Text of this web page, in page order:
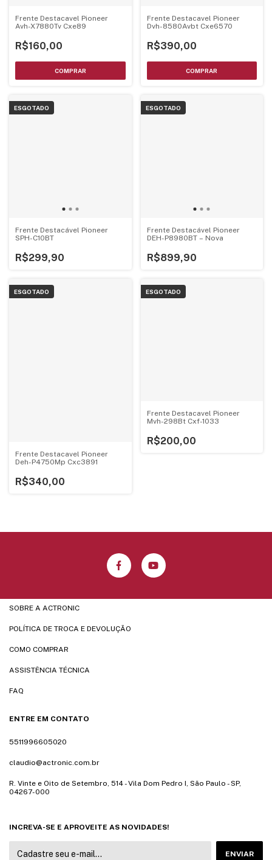
Frente Destacavel Pioneer
Avh-X7880Tv Cxe89
R$160,00
Frente Destacavel Pioneer
Dvh-8580Avbt Cxe6570
R$390,00
ESGOTADO
Frente Destacável Pioneer
SPH-C10BT
R$299,90
ESGOTADO
Frente Destacável Pioneer
DEH-P8980BT – Nova
R$899,90
ESGOTADO
Frente Destacavel Pioneer
Deh-P4750Mp Cxc3891
R$340,00
ESGOTADO
Frente Destacavel Pioneer
Mvh-298Bt Cxf-1033
R$200,00
SOBRE A ACTRONIC
POLÍTICA DE TROCA E DEVOLUÇÃO
COMO COMPRAR
ASSISTÊNCIA TÉCNICA
FAQ
ENTRE EM CONTATO
5511996605020
claudio@actronic.com.br
R. Vinte e Oito de Setembro, 514 - Vila Dom Pedro I, São Paulo - SP,
04267-000
INCREVA-SE E APROVEITE AS NOVIDADES!